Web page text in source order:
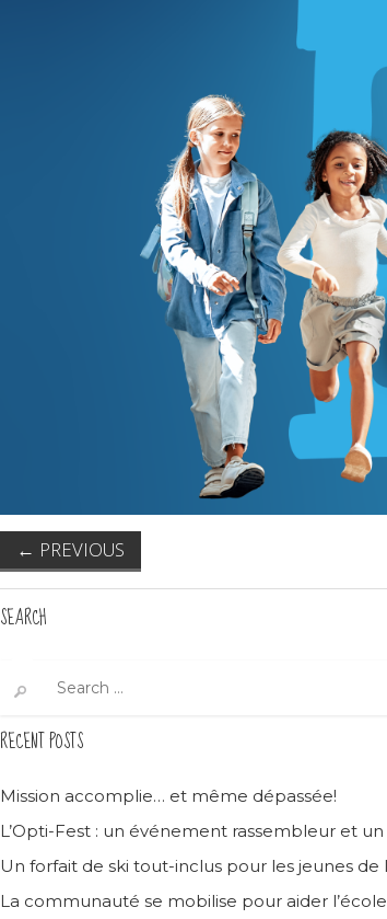
← PREVIOUS
SEARCH
for:
RECENT POSTS
Mission accomplie… et même dépassée!
L’Opti-Fest : un événement rassembleur et
Un forfait de ski tout-inclus pour les jeunes de
La communauté se mobilise pour aider